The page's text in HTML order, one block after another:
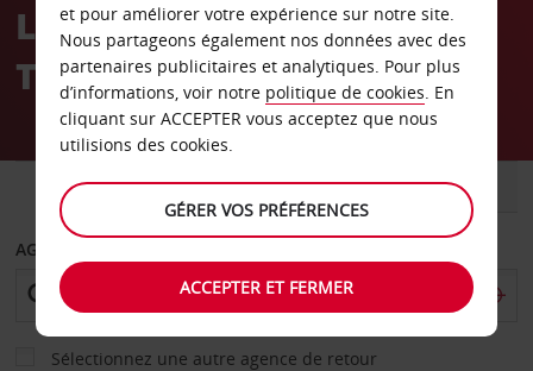
AvisLocation de voiture à
Tenerife
VOITURE UTILITAIRE
AGENCE DE DÉPART
Sélectionnez une autre agence de retour
et pour améliorer votre expérience sur notre site.
Nous partageons également nos données avec des
partenaires publicitaires et analytiques. Pour plus
d’informations, voir notre politique de cookies. En
cliquant sur ACCEPTER vous acceptez que nous
utilisions des cookies.
GÉRER VOS PRÉFÉRENCES
ACCEPTER ET FERMER